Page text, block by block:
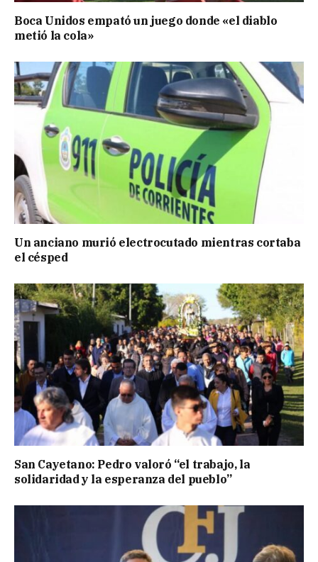
Boca Unidos empató un juego donde «el diablo
metió la cola»
Un anciano murió electrocutado mientras cortaba
el césped
San Cayetano: Pedro valoró “el trabajo, la
solidaridad y la esperanza del pueblo”